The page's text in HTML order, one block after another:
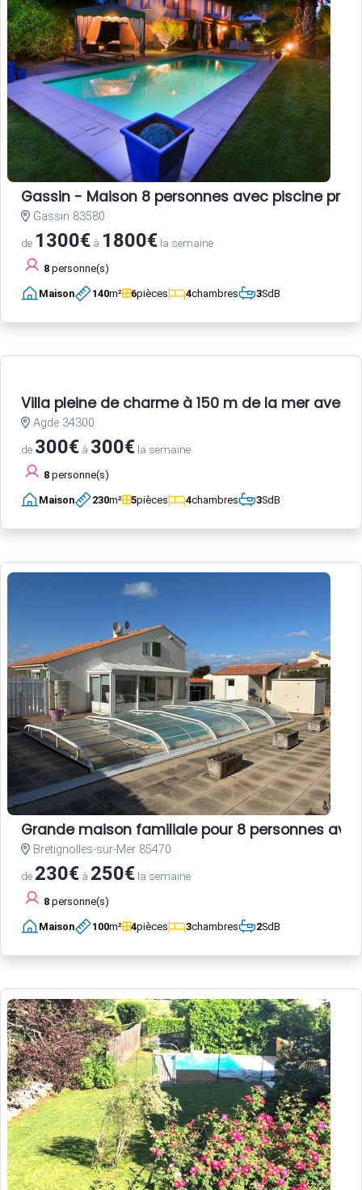
Gassin - Maison 8 personnes avec piscine
Gassin 83580
de 1300€ à 1800€ la semaine
8 personne(s)
Maison 140m² 6pièces 4chambres 3SdB
Villa pleine de charme à 150 m de la mer avec
Agde 34300
de 300€ à 300€ la semaine
8 personne(s)
Maison 230m² 5pièces 4chambres 3SdB
Grande maison familiale pour 8 personnes
Bretignolles-sur-Mer 85470
de 230€ à 250€ la semaine
8 personne(s)
Maison 100m² 4pièces 3chambres 2SdB